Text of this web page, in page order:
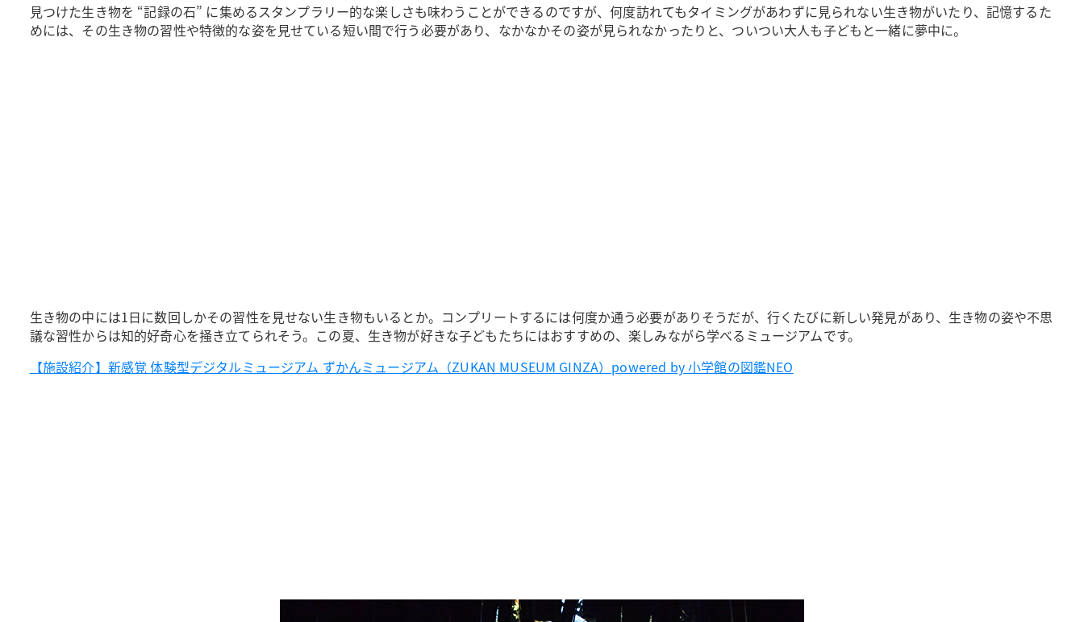
見つけた生き物を “記録の石” に集めるスタンプラリー的な楽しさも味わうことができるのですが、何度訪れてもタイミングがあわずに見られない生き物がいたり、記憶するた
めには、その生き物の習性や特徴的な姿を見せている短い間で行う必要があり、なかなかその姿が見られなかったりと、ついつい大人も子どもと一緒に夢中に。
生き物の中には1日に数回しかその習性を見せない生き物もいるとか。コンプリートするには何度か通う必要がありそうだが、行くたびに新しい発見があり、生き物の姿や不思
議な習性からは知的好奇心を掻き立てられそう。この夏、生き物が好きな子どもたちにはおすすめの、楽しみながら学べるミュージアムです。
【施設紹介】新感覚 体験型デジタルミュージアム ずかんミュージアム（ZUKAN MUSEUM GINZA）powered by 小学館の図鑑NEO